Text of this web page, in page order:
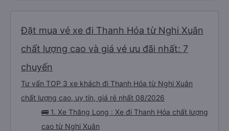
Đặt mua vé xe đi Thanh Hóa từ Nghi Xuân
chất lượng cao và giá vé ưu đãi nhất: 7
chuyến
Tư vấn TOP 3 xe khách đi Thanh Hóa từ Nghi Xuân
chất lượng cao, uy tín, giá rẻ nhất 08/2026
🚌 1. Xe Thăng Long : Xe đi Thanh Hóa chất lượng
cao từ Nghi Xuân